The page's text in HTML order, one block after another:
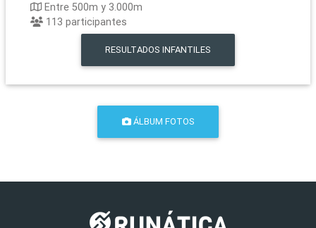
Entre 500m y 3.000m
113 participantes
RESULTADOS INFANTILES
ÁLBUM FOTOS